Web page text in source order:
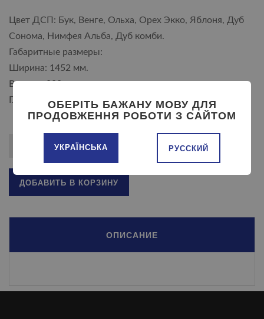
Цвет ДСП: Бук, Венге, Ольха, Орех Экко, Яблоня, Дуб
Сонома, Нимфея Альба, Дуб комби.
Габаритные размеры:
Ширина: 1452 мм.
Высота: 800 мм.
Глубина: 2132 мм.
ДОБАВИТЬ В КОРЗИНУ
ОПИСАНИЕ
ОБЕРІТЬ БАЖАНУ МОВУ ДЛЯ
ПРОДОВЖЕННЯ РОБОТИ З САЙТОМ
УКРАЇНСЬКА РУССКИЙ